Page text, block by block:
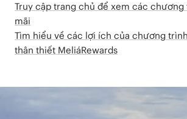
Truy cập trang chủ để xem các
mãi
Tìm hiểu về các lợi ích của chương
thân thiết MeliáRewards